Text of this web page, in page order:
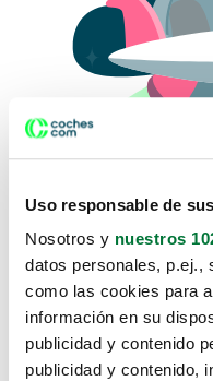
Uso responsable de
Nosotros y nuestros
datos personales, p.ej.,
como las cookies para
información en su
publicidad y contenido
publicidad y contenido,
Lo sentimos,
te hemos